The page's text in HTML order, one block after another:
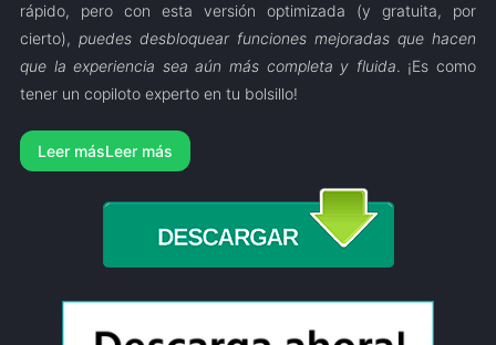
rápido, pero con esta versión optimizada (y gratuita, por
cierto), puedes desbloquear funciones mejoradas que hacen
que la experiencia sea aún más completa y fluida. ¡Es como
tener un copiloto experto en tu bolsillo!
Leer más